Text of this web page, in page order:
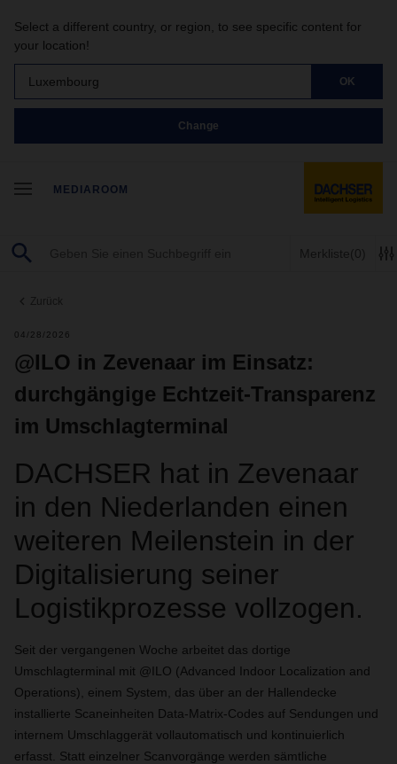
Select a different country, or region, to see specific content for
your location!
Luxembourg OK
Change
MEDIAROOM
Merkliste(0)
Zurück
04/28/2026
@ILO in Zevenaar im Einsatz:
durchgängige Echtzeit-Transparenz
im Umschlagterminal
DACHSER hat in Zevenaar
in den Niederlanden einen
weiteren Meilenstein in der
Digitalisierung seiner
Logistikprozesse vollzogen.
Seit der vergangenen Woche arbeitet das dortige
Umschlagterminal mit @ILO (Advanced Indoor Localization and
Operations), einem System, das über an der Hallendecke
installierte Scaneinheiten Data-Matrix-Codes auf Sendungen und
internem Umschlaggerät vollautomatisch und kontinuierlich
erfasst. Statt einzelner Scanvorgänge werden sämtliche